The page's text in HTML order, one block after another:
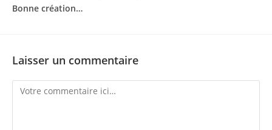
Bonne création…
Laisser un commentaire